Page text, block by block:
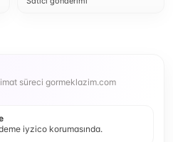
süreci gormeklazim.com
iyzico korumasında.